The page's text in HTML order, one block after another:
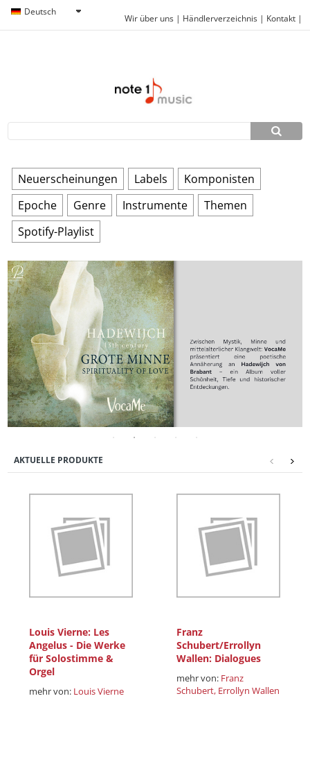
Deutsch
Wir über uns| Händlerverzeichnis| Kontakt |
Neuerscheinungen Labels
Komponisten
Epoche
Genre Instrumente
Themen
Spotify-Playlist
AKTUELLE PRODUKTE
Louis Vierne: Les
Angelus - Die Werke
für Solostimme &
Orgel
mehr von: Louis Vierne
Franz
Schubert/Errollyn
Wallen: Dialogues
mehr von: Franz
Schubert, Errollyn Wallen